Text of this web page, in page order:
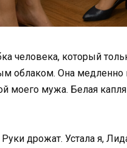
человека, который
облаком. Она медленно
моего мужа. Белая капля
дрожат. Устала я,